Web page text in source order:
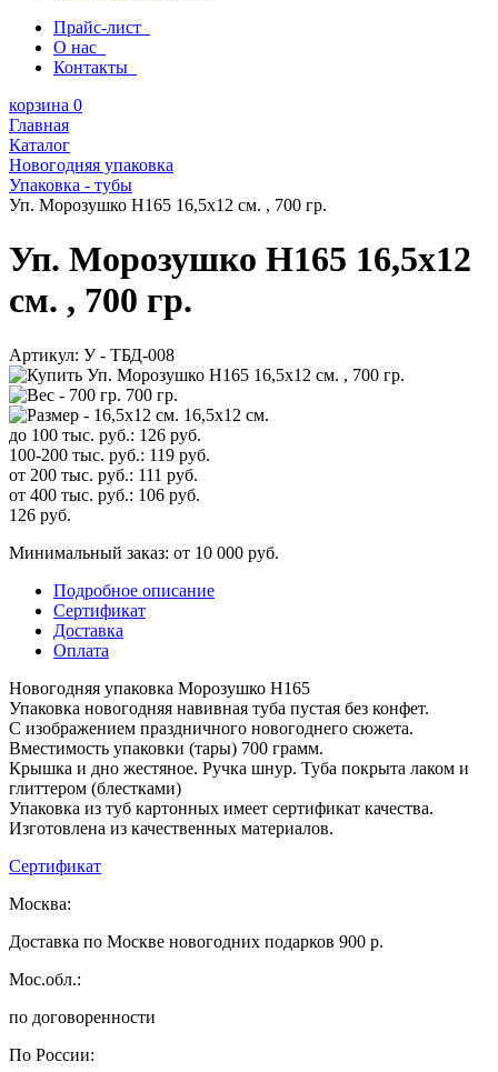
Прайс-лист
О нас
Контакты
корзина 0
Главная
Каталог
Новогодняя упаковка
Упаковка - тубы
Уп. Морозушко H165 16,5х12 см. , 700 гр.
Уп. Морозушко H165 16,5х12
см. , 700 гр.
Артикул: У - ТБД-008
700 гр.
16,5х12 см.
до 100 тыс. руб.: 126 руб.
100-200 тыс. руб.: 119 руб.
от 200 тыс. руб.: 111 руб.
от 400 тыс. руб.: 106 руб.
126 руб.
Минимальный заказ: от 10 000 руб.
Подробное описание
Сертификат
Доставка
Оплата
Новогодняя упаковка Морозушко H165
Упаковка новогодняя навивная туба пустая без конфет.
С изображением праздничного новогоднего сюжета.
Вместимость упаковки (тары) 700 грамм.
Крышка и дно жестяное. Ручка шнур. Туба покрыта лаком и
глиттером (блестками)
Упаковка из туб картонных имеет сертификат качества.
Изготовлена из качественных материалов.
Сертификат
Москва:
Доставка по Москве новогодних подарков 900 р.
Мос.обл.:
по договоренности
По России: